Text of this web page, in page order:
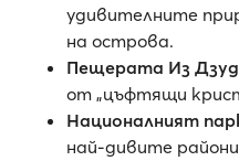
удивителните
на острова.
Пещерата Из
от „цъфтящи
Националният
най-дивите